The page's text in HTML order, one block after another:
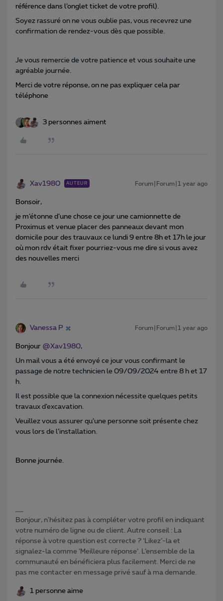
référence dans l’onglet ticket de votre profil).
Soyez rassuré on ne vous oublie pas, vous recevrez une
confirmation de rendez-vous dès que possible.
Je vous remercie de votre patience et vous souhaite une
agréable journée.
Merci de votre réponse, on ne pas expliquer cela par
téléphone
3 personnes aiment
Xav1980 AUTEUR Forum|Forum|1 year ago
Bonsoir,
je m’étonne d’une chose ce jour une camionnette de
Proximus et venue placer des panneaux devant mon
domicile pour des trauvaux ce lundi 9 entre 8h et 17h le jour
où mon rdv était fixer pourriez-vous me dire si vous avez
des nouvelles merci
Vanessa P Forum|Forum|1 year ago
Bonjour @Xav1980,
Un mail vous a été envoyé ce jour vous confirmant le
passage de notre technicien le 09/09/2024 entre 8 h et 17
h.
Il est possible que la connexion nécessite quelques petits
travaux d’excavation.
Veuillez vous assurer qu’une personne soit présente chez
vous lors de l’installation.
Bonne journée.
Bonjour, n'hésitez pas à compléter votre profil en indiquant
votre numéro de ligne ou de client. Autre conseil : La
réponse à votre question est correcte ? ‘Likez’-la et
signalez-la comme ‘Meilleure réponse’. L’ensemble de la
communauté en bénéficiera plus facilement. Merci de ne
pas me contacter en message privé sauf à ma demande.
1 personne aime